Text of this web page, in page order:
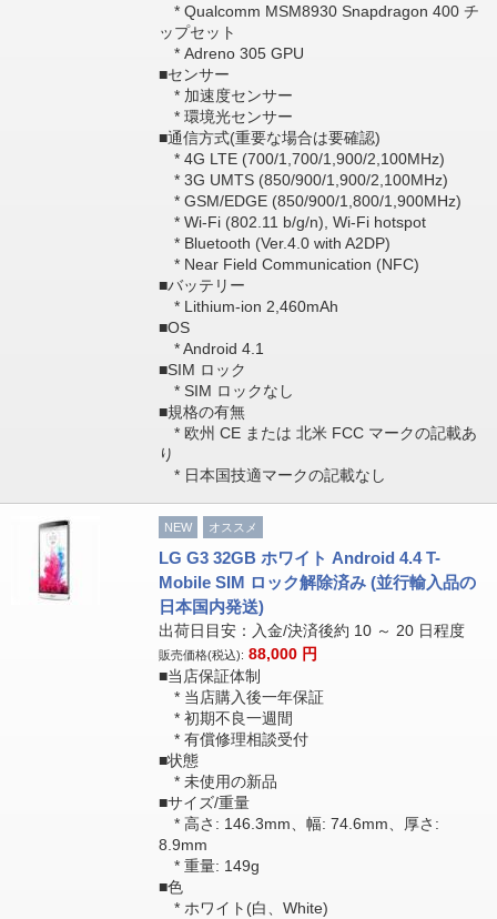
* Qualcomm MSM8930 Snapdragon 400 チ
ップセット
* Adreno 305 GPU
■センサー
* 加速度センサー
* 環境光センサー
■通信方式(重要な場合は要確認)
* 4G LTE (700/1,700/1,900/2,100MHz)
* 3G UMTS (850/900/1,900/2,100MHz)
* GSM/EDGE (850/900/1,800/1,900MHz)
* Wi-Fi (802.11 b/g/n), Wi-Fi hotspot
* Bluetooth (Ver.4.0 with A2DP)
* Near Field Communication (NFC)
■バッテリー
* Lithium-ion 2,460mAh
■OS
* Android 4.1
■SIM ロック
* SIM ロックなし
■規格の有無
* 欧州 CE または 北米 FCC マークの記載あ
り
* 日本国技適マークの記載なし
NEW オススメ
LG G3 32GB ホワイト Android 4.4 T-
Mobile SIM ロック解除済み (並行輸入品の
日本国内発送)
出荷日目安：入金/決済後約 10 ～ 20 日程度
販売価格(税込): 88,000 円
■当店保証体制
* 当店購入後一年保証
* 初期不良一週間
* 有償修理相談受付
■状態
* 未使用の新品
■サイズ/重量
* 高さ: 146.3mm、幅: 74.6mm、厚さ:
8.9mm
* 重量: 149g
■色
* ホワイト(白、White)